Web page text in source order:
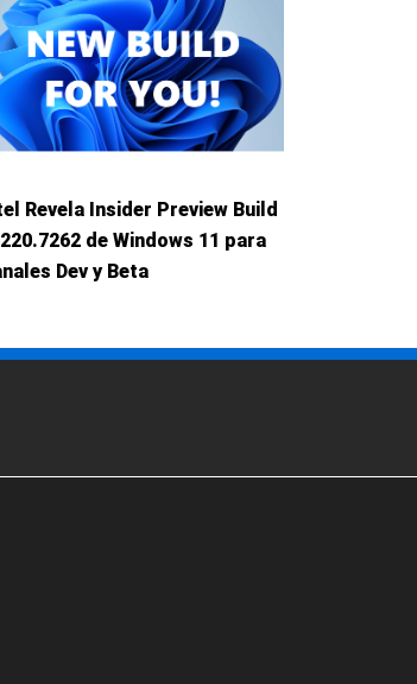
Revela Insider Preview Build
de Windows 11 para
Dev y Beta